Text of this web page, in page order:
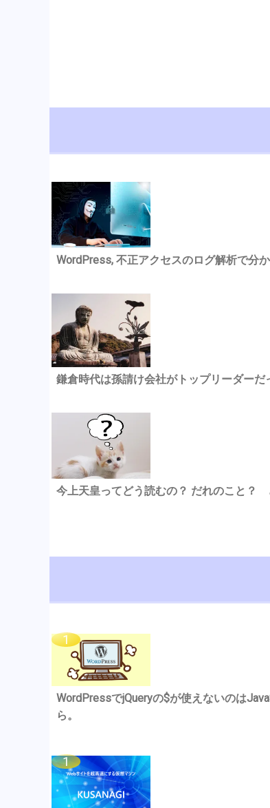
WordPress, 不正アクセスのログ解析で分
鎌倉時代は孫請け会社がトップリーダーだ
今上天皇ってどう読むの？ だれのこと？
WordPressでjQueryの$が使えないのは
ら。